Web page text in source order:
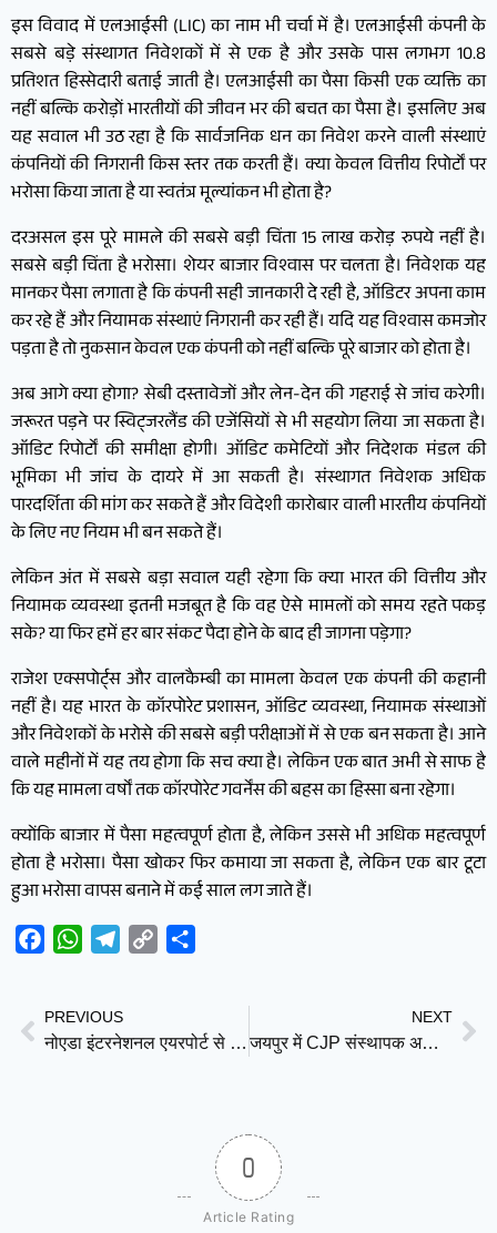
इस विवाद में एलआईसी (LIC) का नाम भी चर्चा में है। एलआईसी कंपनी के
सबसे बड़े संस्थागत निवेशकों में से एक है और उसके पास लगभग 10.8
प्रतिशत हिस्सेदारी बताई जाती है। एलआईसी का पैसा किसी एक व्यक्ति का
नहीं बल्कि करोड़ों भारतीयों की जीवन भर की बचत का पैसा है। इसलिए अब
यह सवाल भी उठ रहा है कि सार्वजनिक धन का निवेश करने वाली संस्थाएं
कंपनियों की निगरानी किस स्तर तक करती हैं। क्या केवल वित्तीय रिपोर्टों पर
भरोसा किया जाता है या स्वतंत्र मूल्यांकन भी होता है?
दरअसल इस पूरे मामले की सबसे बड़ी चिंता 15 लाख करोड़ रुपये नहीं है।
सबसे बड़ी चिंता है भरोसा। शेयर बाजार विश्वास पर चलता है। निवेशक यह
मानकर पैसा लगाता है कि कंपनी सही जानकारी दे रही है, ऑडिटर अपना काम
कर रहे हैं और नियामक संस्थाएं निगरानी कर रही हैं। यदि यह विश्वास कमजोर
पड़ता है तो नुकसान केवल एक कंपनी को नहीं बल्कि पूरे बाजार को होता है।
अब आगे क्या होगा? सेबी दस्तावेजों और लेन-देन की गहराई से जांच करेगी।
जरूरत पड़ने पर स्विट्जरलैंड की एजेंसियों से भी सहयोग लिया जा सकता है।
ऑडिट रिपोर्टों की समीक्षा होगी। ऑडिट कमेटियों और निदेशक मंडल की
भूमिका भी जांच के दायरे में आ सकती है। संस्थागत निवेशक अधिक
पारदर्शिता की मांग कर सकते हैं और विदेशी कारोबार वाली भारतीय कंपनियों
के लिए नए नियम भी बन सकते हैं।
लेकिन अंत में सबसे बड़ा सवाल यही रहेगा कि क्या भारत की वित्तीय और
नियामक व्यवस्था इतनी मजबूत है कि वह ऐसे मामलों को समय रहते पकड़
सके? या फिर हमें हर बार संकट पैदा होने के बाद ही जागना पड़ेगा?
राजेश एक्सपोर्ट्स और वालकैम्बी का मामला केवल एक कंपनी की कहानी
नहीं है। यह भारत के कॉरपोरेट प्रशासन, ऑडिट व्यवस्था, नियामक संस्थाओं
और निवेशकों के भरोसे की सबसे बड़ी परीक्षाओं में से एक बन सकता है। आने
वाले महीनों में यह तय होगा कि सच क्या है। लेकिन एक बात अभी से साफ है
कि यह मामला वर्षों तक कॉरपोरेट गवर्नेंस की बहस का हिस्सा बना रहेगा।
क्योंकि बाजार में पैसा महत्वपूर्ण होता है, लेकिन उससे भी अधिक महत्वपूर्ण
होता है भरोसा। पैसा खोकर फिर कमाया जा सकता है, लेकिन एक बार टूटा
हुआ भरोसा वापस बनाने में कई साल लग जाते हैं।
FacebookWhatsAppTelegram
Copy
PREVIOUS
नोएडा इंटरनेशनल एयरपोर्ट से पहली यात्री उड़ान शुरू, लखनऊ से आया पहला विमान; जेवर के किसानों को मिली ऐतिहासिक उड़ान
NEXT
जयपुर में CJP संस्थापक अभिजीत दिपके पर हमला, प्रदर्शन के दौरान युवक ने जड़े 4 थप्पड़
0
Article Rating